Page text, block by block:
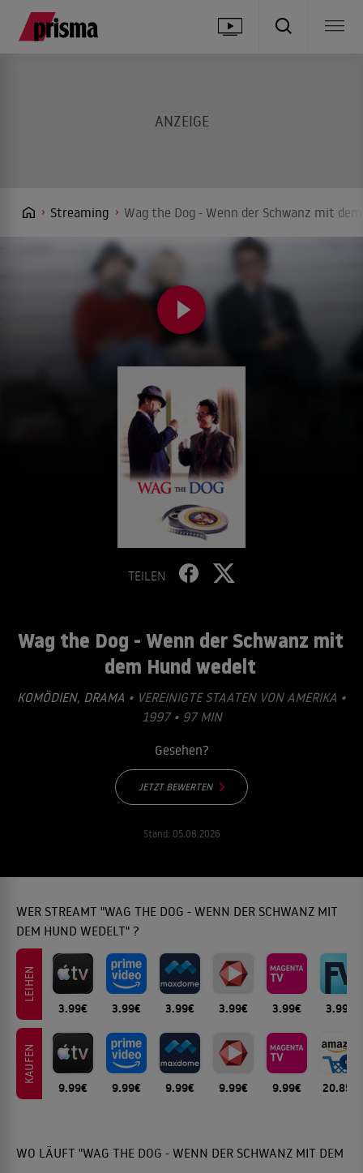
Streaming Wag the Dog - Wenn der Schwanz mit
TEILEN
Wag the Dog - Wenn der Schwanz mit
dem Hund wedelt
KOMÖDIEN, DRAMA • VEREINIGTE STAATEN VON AMERIKA •
1997 • 97 MIN
Gesehen?
JETZT BEWERTEN
Stand: 05.08.2026
WER STREAMT "WAG THE DOG - WENN DER SCHWANZ MIT
DEM HUND WEDELT" ?
LEIHEN
3.99€ 3.99€ 3.99€ 3.99€ 3.99€ 3.99€
KAUFEN
9.99€ 9.99€ 9.99€ 9.99€ 9.99€ 20.85€
WO LÄUFT "WAG THE DOG - WENN DER SCHWANZ MIT DEM